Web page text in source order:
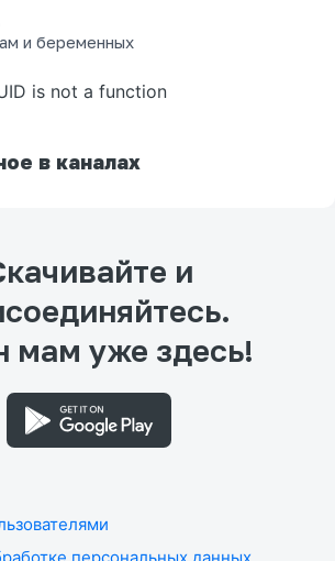
и беременных
is not a function
в каналах
и
мам уже здесь!